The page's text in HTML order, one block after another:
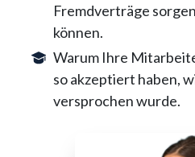
Fremdverträge
können.
Warum Ihre
so akzeptiert haben,
versprochen wurde.